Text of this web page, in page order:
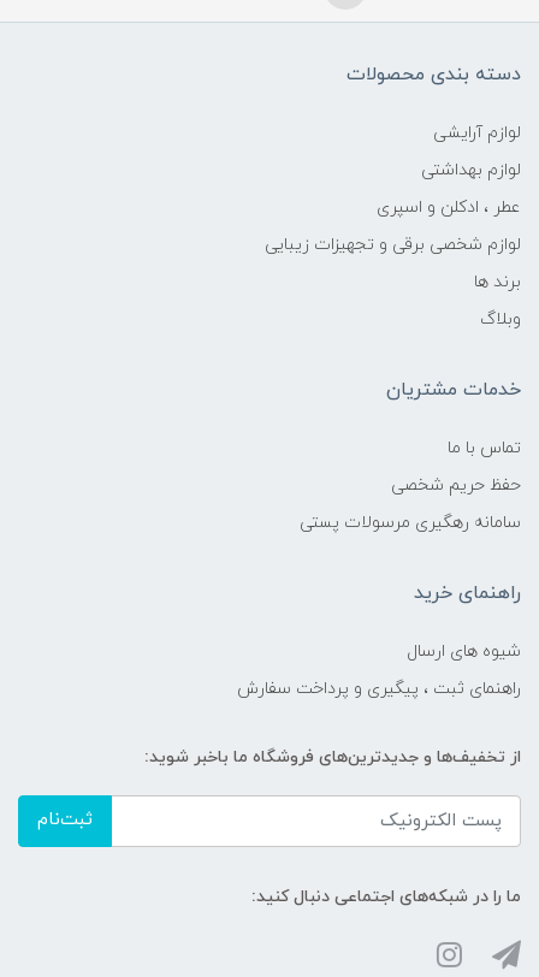
دسته بندی محصولات
لوازم آرایشی
لوازم بهداشتی
عطر ، ادکلن و اسپری
لوازم شخصی برقی و تجهیزات زیبایی
برند ها
وبلاگ
خدمات مشتریان
تماس با ما
حفظ حریم شخصی
سامانه رهگیری مرسولات پستی
راهنمای خرید
شیوه های ارسال
راهنمای ثبت ، پیگیری و پرداخت سفارش
از تخفیف‌ها و جدیدترین‌های فروشگاه ما باخبر شوید:
ثبت‌نام
ما را در شبکه‌های اجتماعی دنبال کنید: